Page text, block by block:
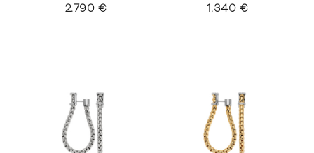
2.790 € 1.340 €